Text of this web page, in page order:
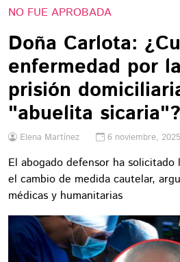
NO FUE APROBADA
Doña Carlota:
enfermedad por
prisión
"abuelita sicaria"?
Elena Martínez 6 noviembre, 2025
El abogado defensor ha
el cambio de medida cautelar,
médicas y humanitarias